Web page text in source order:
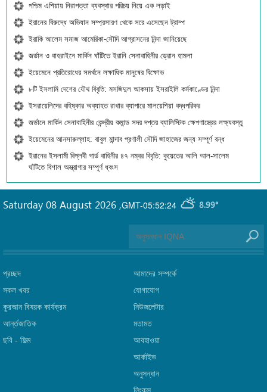
পশ্চিম এশিয়ায় নিরাপত্তা ব্যবস্থার পরিচয় নিয়ে এক লড়াই
ইরানের বিরুদ্ধে অভিযান সম্প্রসারণ থেকে সরে এসেছেন ট্রাম্প
ইরাকি আলেম সমাজ আমেরিকা-সৌদি আগ্রাসনের নিন্দা জানিয়েছে
জর্ডান ও বাহরাইনে মার্কিন ঘাঁটিতে ইরানি সেনাবাহিনীর ড্রোন হামলা
ইয়েমেনে প্রতিরোধের সমর্থনে লক্ষাধিক মানুষের বিক্ষোভ
৮টি ইসলামি দেশের যৌথ বিবৃতি: মসজিদুল আকসায় ইসরাইলি কর্মকাণ্ডের নিন্দা
ইসরায়েলিদের বহিষ্কার অব্যাহত রাখার ব্যাপারে মালয়েশিয়া বদ্ধপরিকর
জর্ডানে মার্কিন সেনাবাহিনীর কেন্দ্রীয় কমান্ড সদর দপ্তর ব্যালিস্টিক ক্ষেপণাস্ত্রের লক্ষ্যবস্তু
ইয়েমেনের আনসারুল্লাহ: বাবুল মান্দাব প্রণালী সৌদি জাহাজের জন্য সম্পূর্ণ বন্ধ
ইরানের ইসলামী বিপ্লবী গার্ড বাহিনীর ৪৭ নম্বর বিবৃতি: কুয়েতের আলি আল-সালেম
ঘাঁটিতে বিশাল অস্ত্রাগার সম্পূর্ণ ধ্বংস
GMT-05:52:24 8.99°
Saturday 08 August 2026 ,
প্রচ্ছদ
সকল খবর
কুরআন বিষয়ক কার্যক্রম
আর্ন্তজাতিক
ছবি‎ - ফিল্ম
আমাদের সম্পর্কে
যোগাযোগ
নিউজলেটার
মতামত
আবহাওয়া
আর্কাইভ
অনুসন্ধান
লিংক্‌স